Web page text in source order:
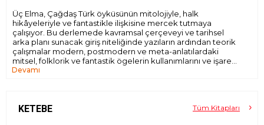
Üç Elma, Çağdaş Türk öyküsünün mitolojiyle, halk
hikâyeleriyle ve fantastikle ilişkisine mercek tutmaya
çalışıyor. Bu derlemede kavramsal çerçeveyi ve tarihsel
arka planı sunacak giriş niteliğinde yazıların ardından teorik
çalışmalar modern, postmodern ve meta-anlatılardaki
mitsel, folklorik ve fantastik ögelerin kullanımlarını ve işaret
ettikleri anlam halelerini göstermeye çalışıyor. Son olarak
…biri anlatanın, biri dinleyenin, biri de kahramanın başına.
Devamı
KETEBE Tüm Kitapları